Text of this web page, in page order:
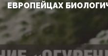
ЕВРОПЕЙЦАХ